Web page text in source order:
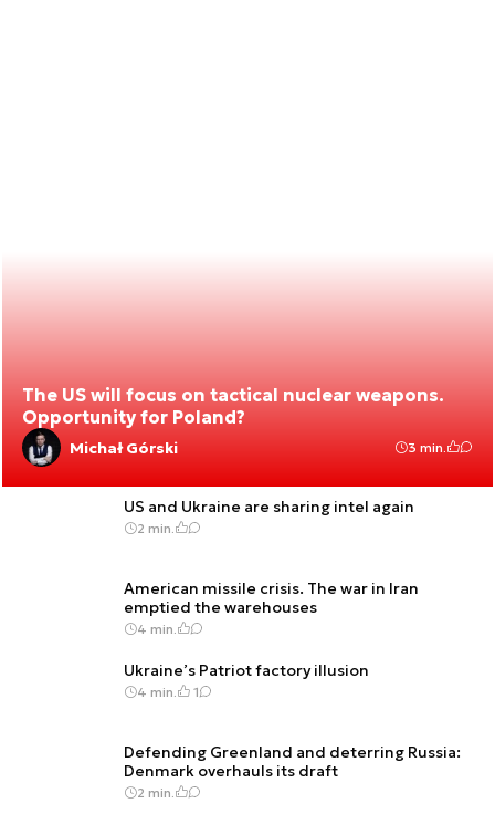
The US will focus on tactical nuclear weapons.
Opportunity for Poland?
Michał Górski 3 min.
US and Ukraine are sharing intel again
2 min.
American missile crisis. The war in Iran
emptied the warehouses
4 min.
Ukraine’s Patriot factory illusion
4 min. 1
Defending Greenland and deterring Russia:
Denmark overhauls its draft
2 min.